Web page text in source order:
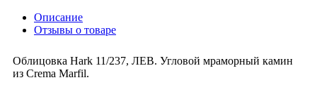
Описание
Отзывы о товаре
Облицовка Hark 11/237, ЛЕВ. Угловой мраморный камин
из Crema Marfil.